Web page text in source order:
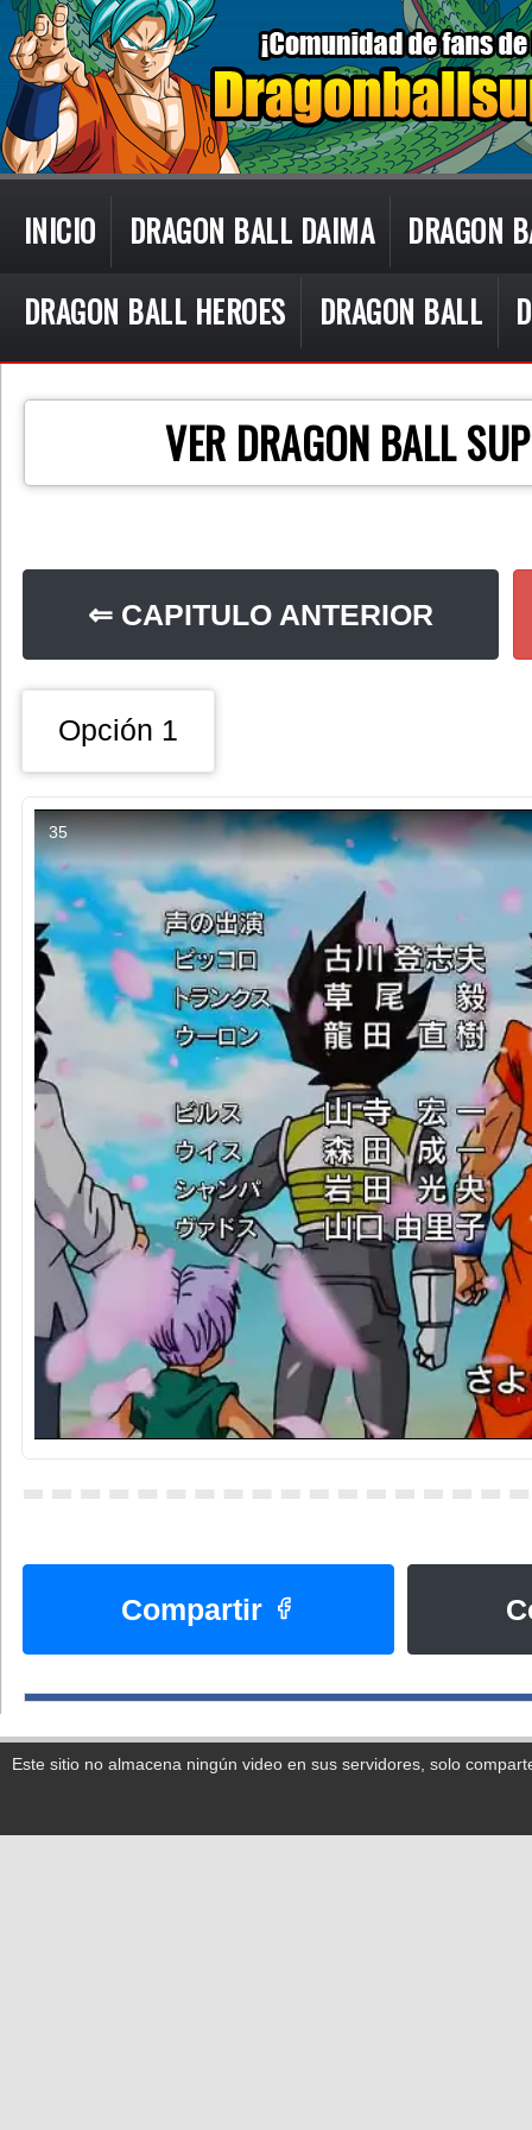
INICIO DRAGON BALL DAIMA
DRAGON
DRAGON BALL HEROES
DRAGON BALL
CON
VER DRAGON BALL
⇐ CAPITULO ANTERIOR
Opción 1
Compartir
Este sitio no almacena ningún video en sus servidores, solo